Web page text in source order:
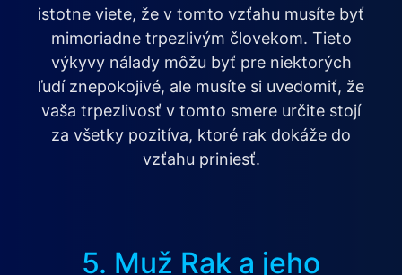
istotne viete, že v tomto vzťahu musíte byť
mimoriadne trpezlivým človekom. Tieto
výkyvy nálady môžu byť pre niektorých
ľudí znepokojivé, ale musíte si uvedomiť, že
vaša trpezlivosť v tomto smere určite stojí
za všetky pozitíva, ktoré rak dokáže do
vzťahu priniesť.
5. Muž Rak a jeho